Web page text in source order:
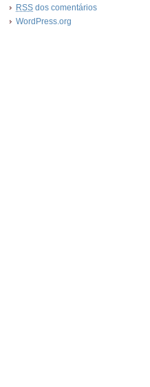
RSS dos comentários
WordPress.org